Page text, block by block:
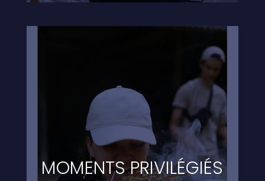
MOMENTS PRIVILÉGIÉS